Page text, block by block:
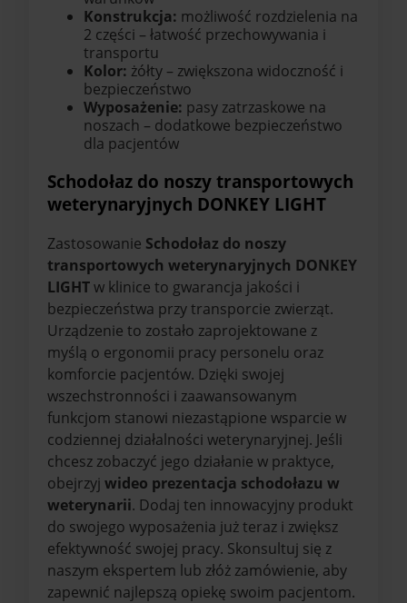
Konstrukcja: możliwość rozdzielenia na
2 części – łatwość przechowywania i
transportu
Kolor: żółty – zwiększona widoczność i
bezpieczeństwo
Wyposażenie: pasy zatrzaskowe na
noszach – dodatkowe bezpieczeństwo
dla pacjentów
Schodołaz do noszy transportowych
weterynaryjnych DONKEY LIGHT
Zastosowanie Schodołaz do noszy
transportowych weterynaryjnych DONKEY
LIGHTw klinice to gwarancja jakości i
bezpieczeństwa przy transporcie zwierząt.
Urządzenie to zostało zaprojektowane z
myślą o ergonomii pracy personelu oraz
komforcie pacjentów. Dzięki swojej
wszechstronności i zaawansowanym
funkcjom stanowi niezastąpione wsparcie w
codziennej działalności weterynaryjnej. Jeśli
chcesz zobaczyć jego działanie w praktyce,
obejrzyj wideo prezentacja schodołazu w
weterynarii. Dodaj ten innowacyjny produkt
do swojego wyposażenia już teraz i zwiększ
efektywność swojej pracy. Skonsultuj się z
naszym ekspertem lub złóż zamówienie, aby
zapewnić najlepszą opiekę swoim pacjentom.